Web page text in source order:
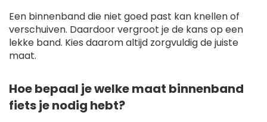
Een binnenband die niet goed past kan knellen of
verschuiven. Daardoor vergroot je de kans op een
lekke band. Kies daarom altijd zorgvuldig de juiste
maat.
Hoe bepaal je welke maat binnenband
fiets je nodig hebt?